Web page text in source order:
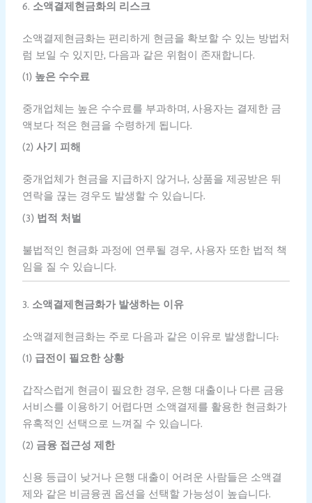
6. 소액결제현금화의 리스크
소액결제현금화는 편리하게 현금을 확보할 수 있는 방법처
럼 보일 수 있지만, 다음과 같은 위험이 존재합니다.
(1) 높은 수수료
중개업체는 높은 수수료를 부과하며, 사용자는 결제한 금
액보다 적은 현금을 수령하게 됩니다.
(2) 사기 피해
중개업체가 현금을 지급하지 않거나, 상품을 제공받은 뒤
연락을 끊는 경우도 발생할 수 있습니다.
(3) 법적 처벌
불법적인 현금화 과정에 연루될 경우, 사용자 또한 법적 책
임을 질 수 있습니다.
3. 소액결제현금화가 발생하는 이유
소액결제현금화는 주로 다음과 같은 이유로 발생합니다:
(1) 급전이 필요한 상황
갑작스럽게 현금이 필요한 경우, 은행 대출이나 다른 금융
서비스를 이용하기 어렵다면 소액결제를 활용한 현금화가
유혹적인 선택으로 느껴질 수 있습니다.
(2) 금융 접근성 제한
신용 등급이 낮거나 은행 대출이 어려운 사람들은 소액결
제와 같은 비금융권 옵션을 선택할 가능성이 높습니다.